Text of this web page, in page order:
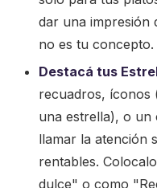
dar una impresión
no es tu concepto.
Destacá tus
recuadros, íconos
una estrella), o
llamar la atención
rentables.
dulce" o como